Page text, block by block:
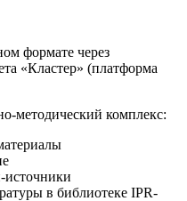
формате через
«Кластер» (платформа
методический комплекс:
в библиотеке IPR-